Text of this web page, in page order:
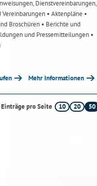
Dienstvereinbarungen,
Vereinbarungen • Aktenpläne •
Broschüren • Berichte und
und Pressemitteilungen •
Mehr Informationen
Einträge pro Seite 10 20 50